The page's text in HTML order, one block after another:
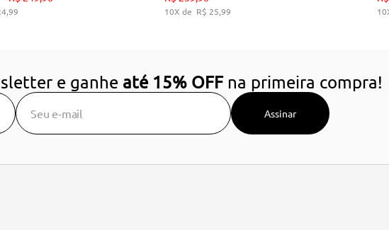
AO CARRINHO
,99
ADICIONAR AO CARRINHO
10 R$ 25,99 10
e ganhe até 15% OFFna primeira compra!
Assinar